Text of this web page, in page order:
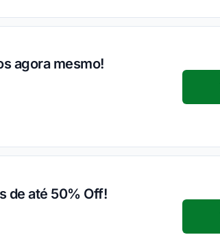
agora mesmo!
de até 50% Off!